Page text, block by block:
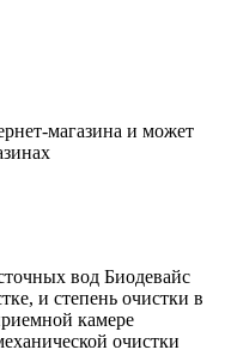
магазина и может
вод Биодевайс
и степень очистки в
камере
очистки